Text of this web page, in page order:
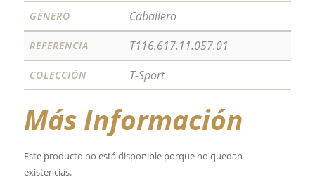
GÉNERO Caballero
REFERENCIA T116.617.11.057.01
COLECCIÓN T-Sport
Más Información
Este producto no está disponible porque no quedan
existencias.